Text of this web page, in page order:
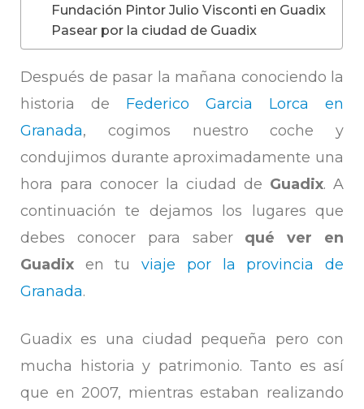
Fundación Pintor Julio Visconti en Guadix
Pasear por la ciudad de Guadix
Después de pasar la mañana conociendo la
historia de Federico Garcia Lorca en
Granada, cogimos nuestro coche y
condujimos durante aproximadamente una
hora para conocer la ciudad de Guadix. A
continuación te dejamos los lugares que
debes conocer para saber qué ver en
Guadix en tuviaje por la provincia de
Granada.
Guadix es una ciudad pequeña pero con
mucha historia y patrimonio. Tanto es así
que en 2007, mientras estaban realizando